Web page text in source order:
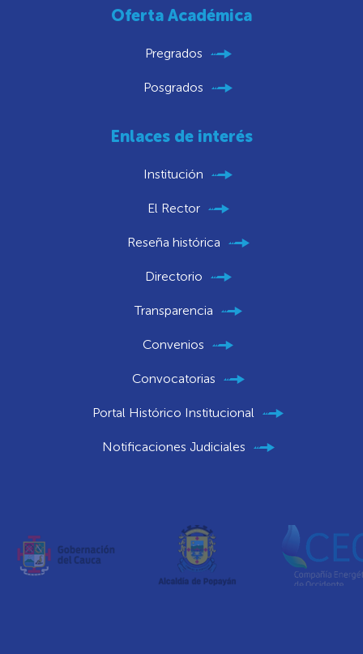
Oferta Académica
Pregrados
Posgrados
Enlaces de interés
Institución
El Rector
Reseña histórica
Directorio
Transparencia
Convenios
Convocatorias
Portal Histórico Institucional
Notificaciones Judiciales